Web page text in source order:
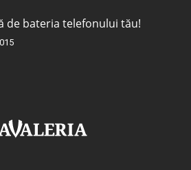
de bateria telefonului tău!